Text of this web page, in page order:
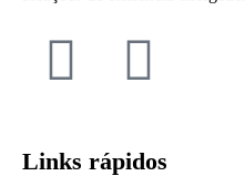
Links rápidos